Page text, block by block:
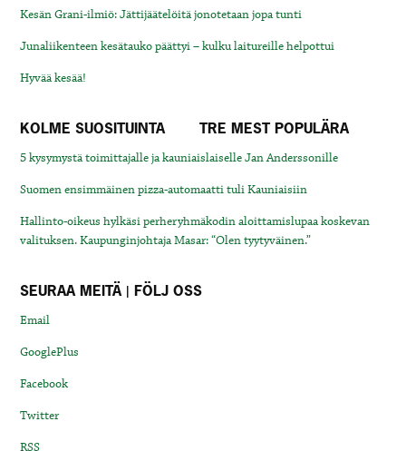
Kesän Grani-ilmiö: Jättijäätelöitä jonotetaan jopa tunti
Junaliikenteen kesätauko päättyi – kulku laitureille helpottui
Hyvää kesää!
KOLME SUOSITUINTA TRE MEST POPULÄRA
5 kysymystä toimittajalle ja kauniaislaiselle Jan Anderssonille
Suomen ensimmäinen pizza-automaatti tuli Kauniaisiin
Hallinto-oikeus hylkäsi perheryhmäkodin aloittamislupaa koskevan
valituksen. Kaupunginjohtaja Masar: “Olen tyytyväinen.”
SEURAA MEITÄ | FÖLJ OSS
Email
GooglePlus
Facebook
Twitter
RSS